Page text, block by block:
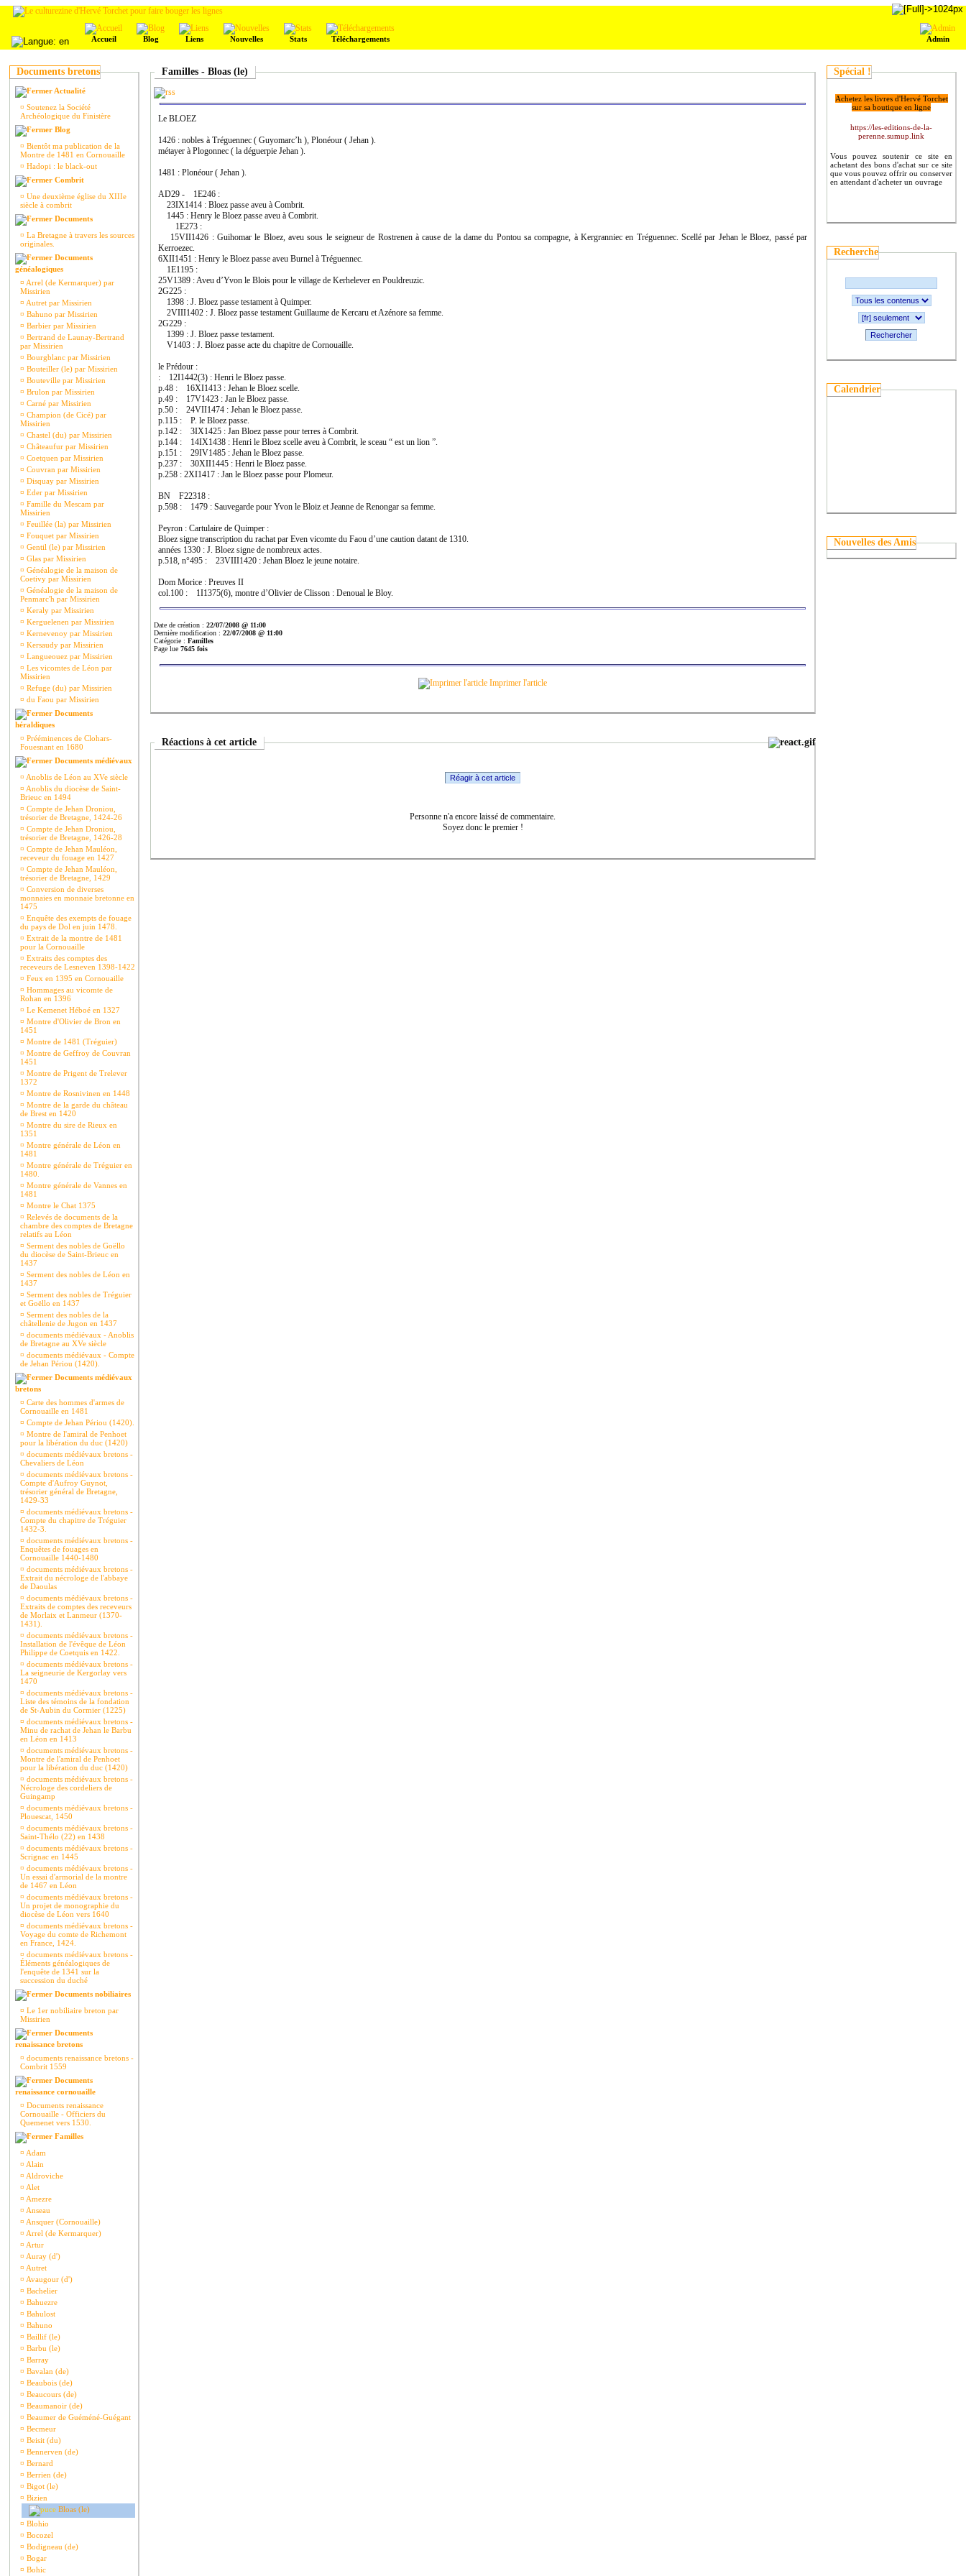
Admin
Accueil Blog Liens Nouvelles Stats Téléchargements
Documents bretons
Actualité
¤ Soutenez la Société
Archéologique du Finistère
Blog
¤ Bientôt ma publication de la
Montre de 1481 en Cornouaille
¤ Hadopi : le black-out
Combrit
¤ Une deuxième église du XIIIe
siècle à combrit
Documents
¤ La Bretagne à travers les sources
originales.
Documents
généalogiques
¤ Arrel (de Kermarquer) par
Missirien
¤ Autret par Missirien
¤ Bahuno par Missirien
¤ Barbier par Missirien
¤ Bertrand de Launay-Bertrand
par Missirien
¤ Bourgblanc par Missirien
¤ Bouteiller (le) par Missirien
¤ Bouteville par Missirien
¤ Brulon par Missirien
¤ Carné par Missirien
¤ Champion (de Cicé) par
Missirien
¤ Chastel (du) par Missirien
¤ Châteaufur par Missirien
¤ Coetquen par Missirien
¤ Couvran par Missirien
¤ Disquay par Missirien
¤ Eder par Missirien
¤ Famille du Mescam par
Missirien
¤ Feuillée (la) par Missirien
¤ Fouquet par Missirien
¤ Gentil (le) par Missirien
¤ Glas par Missirien
¤ Généalogie de la maison de
Coetivy par Missirien
¤ Généalogie de la maison de
Penmarc'h par Missirien
¤ Keraly par Missirien
¤ Kerguelenen par Missirien
¤ Kernevenoy par Missirien
¤ Kersaudy par Missirien
¤ Langueouez par Missirien
¤ Les vicomtes de Léon par
Missirien
¤ Refuge (du) par Missirien
¤ du Faou par Missirien
Documents
héraldiques
¤ Prééminences de Clohars-
Fouesnant en 1680
Documents médiévaux
¤ Anoblis de Léon au XVe siècle
¤ Anoblis du diocèse de Saint-
Brieuc en 1494
¤ Compte de Jehan Droniou,
trésorier de Bretagne, 1424-26
¤ Compte de Jehan Droniou,
trésorier de Bretagne, 1426-28
¤ Compte de Jehan Mauléon,
receveur du fouage en 1427
¤ Compte de Jehan Mauléon,
trésorier de Bretagne, 1429
¤ Conversion de diverses
monnaies en monnaie bretonne en
1475
¤ Enquête des exempts de fouage
du pays de Dol en juin 1478.
¤ Extrait de la montre de 1481
pour la Cornouaille
¤ Extraits des comptes des
receveurs de Lesneven 1398-1422
¤ Feux en 1395 en Cornouaille
¤ Hommages au vicomte de
Rohan en 1396
¤ Le Kemenet Héboé en 1327
¤ Montre d'Olivier de Bron en
1451
¤ Montre de 1481 (Tréguier)
¤ Montre de Geffroy de Couvran
1451
¤ Montre de Prigent de Trelever
1372
¤ Montre de Rosnivinen en 1448
¤ Montre de la garde du château
de Brest en 1420
¤ Montre du sire de Rieux en
1351
¤ Montre générale de Léon en
1481
¤ Montre générale de Tréguier en
1480.
¤ Montre générale de Vannes en
1481
¤ Montre le Chat 1375
¤ Relevés de documents de la
chambre des comptes de Bretagne
relatifs au Léon
¤ Serment des nobles de Goëllo
du diocèse de Saint-Brieuc en
1437
¤ Serment des nobles de Léon en
1437
¤ Serment des nobles de Tréguier
et Goëllo en 1437
¤ Serment des nobles de la
châtellenie de Jugon en 1437
¤ documents médiévaux - Anoblis
de Bretagne au XVe siècle
¤ documents médiévaux - Compte
de Jehan Périou (1420).
Documents médiévaux
bretons
¤ Carte des hommes d'armes de
Cornouaille en 1481
¤ Compte de Jehan Périou (1420).
¤ Montre de l'amiral de Penhoet
pour la libération du duc (1420)
¤ documents médiévaux bretons -
Chevaliers de Léon
¤ documents médiévaux bretons -
Compte d'Aufroy Guynot,
trésorier général de Bretagne,
1429-33
¤ documents médiévaux bretons -
Compte du chapitre de Tréguier
1432-3.
¤ documents médiévaux bretons -
Enquêtes de fouages en
Cornouaille 1440-1480
¤ documents médiévaux bretons -
Extrait du nécrologe de l'abbaye
de Daoulas
¤ documents médiévaux bretons -
Extraits de comptes des receveurs
de Morlaix et Lanmeur (1370-
1431).
¤ documents médiévaux bretons -
Installation de l'évêque de Léon
Philippe de Coetquis en 1422.
¤ documents médiévaux bretons -
La seigneurie de Kergorlay vers
1470
¤ documents médiévaux bretons -
Liste des témoins de la fondation
de St-Aubin du Cormier (1225)
¤ documents médiévaux bretons -
Minu de rachat de Jehan le Barbu
en Léon en 1413
¤ documents médiévaux bretons -
Montre de l'amiral de Penhoet
pour la libération du duc (1420)
¤ documents médiévaux bretons -
Nécrologe des cordeliers de
Guingamp
¤ documents médiévaux bretons -
Plouescat, 1450
¤ documents médiévaux bretons -
Saint-Thélo (22) en 1438
¤ documents médiévaux bretons -
Scrignac en 1445
¤ documents médiévaux bretons -
Un essai d'armorial de la montre
de 1467 en Léon
¤ documents médiévaux bretons -
Un projet de monographie du
diocèse de Léon vers 1640
¤ documents médiévaux bretons -
Voyage du comte de Richemont
en France, 1424.
¤ documents médiévaux bretons -
Éléments généalogiques de
l'enquête de 1341 sur la
succession du duché
Documents nobiliaires
¤ Le 1er nobiliaire breton par
Missirien
Documents
renaissance bretons
¤ documents renaissance bretons -
Combrit 1559
Documents
renaissance cornouaille
¤ Documents renaissance
Cornouaille - Officiers du
Quemenet vers 1530.
Familles
¤ Adam
¤ Alain
¤ Aldroviche
¤ Alet
¤ Amezre
¤ Anseau
¤ Ansquer (Cornouaille)
¤ Arrel (de Kermarquer)
¤ Artur
¤ Auray (d')
¤ Autret
¤ Avaugour (d')
¤ Bachelier
¤ Bahuezre
¤ Bahulost
¤ Bahuno
¤ Baillif (le)
¤ Barbu (le)
¤ Barray
¤ Bavalan (de)
¤ Beaubois (de)
¤ Beaucours (de)
¤ Beaumanoir (de)
¤ Beaumer de Guéméné-Guégant
¤ Becmeur
¤ Beisit (du)
¤ Bennerven (de)
¤ Bernard
¤ Berrien (de)
¤ Bigot (le)
¤ Bizien
Bloas (le)
¤ Blohio
¤ Bocozel
¤ Bodigneau (de)
¤ Bogar
¤ Bohic
Familles - Bloas (le)
Le BLOEZ
1426 : nobles à Tréguennec ( Guyomarc’h ), Plonéour ( Jehan ).
métayer à Plogonnec ( la déguerpie Jehan ).
1481 : Plonéour ( Jehan ).
AD29 - 1E246 :
23IX1414 : Bloez passe aveu à Combrit.
1445 : Henry le Bloez passe aveu à Combrit.
1E273 :
15VII1426 : Guihomar le Bloez, aveu sous le seigneur de Rostrenen à cause de la dame du Pontou sa compagne, à Kergranniec en Tréguennec. Scellé par Jehan le Bloez, passé par
Kerroezec.
6XII1451 : Henry le Bloez passe aveu Burnel à Tréguennec.
1E1195 :
25V1389 : Aveu d’Yvon le Blois pour le village de Kerhelever en Pouldreuzic.
2G225 :
1398 : J. Bloez passe testament à Quimper.
2VIII1402 : J. Bloez passe testament Guillaume de Kercaru et Azénore sa femme.
2G229 :
1399 : J. Bloez passe testament.
V1403 : J. Bloez passe acte du chapitre de Cornouaille.
le Prédour :
: 12I1442(3) : Henri le Bloez passe.
p.48 : 16XI1413 : Jehan le Bloez scelle.
p.49 : 17V1423 : Jan le Bloez passe.
p.50 : 24VII1474 : Jehan le Bloez passe.
p.115 : P. le Bloez passe.
p.142 : 3IX1425 : Jan Bloez passe pour terres à Combrit.
p.144 : 14IX1438 : Henri le Bloez scelle aveu à Combrit, le sceau “ est un lion ”.
p.151 : 29IV1485 : Jehan le Bloez passe.
p.237 : 30XII1445 : Henri le Bloez passe.
p.258 : 2XI1417 : Jan le Bloez passe pour Plomeur.
BN F22318 :
p.598 : 1479 : Sauvegarde pour Yvon le Bloiz et Jeanne de Renongar sa femme.
Peyron : Cartulaire de Quimper :
Bloez signe transcription du rachat par Even vicomte du Faou d’une caution datant de 1310.
années 1330 : J. Bloez signe de nombreux actes.
p.518, n°495 : 23VIII1420 : Jehan Bloez le jeune notaire.
Dom Morice : Preuves II
col.100 : 1I1375(6), montre d’Olivier de Clisson : Denoual le Bloy.
Date de création : 22/07/2008 @ 11:00
Dernière modification : 22/07/2008 @ 11:00
Catégorie : Familles
Page lue 7645 fois
Imprimer l'article
Réactions à cet article
Réagir à cet article
Personne n'a encore laissé de commentaire.
Soyez donc le premier !
Spécial !
Achetez les livres d'Hervé Torchet
sur sa boutique en ligne
https://les-editions-de-la-
perenne.sumup.link
Vous pouvez soutenir ce site en
achetant des bons d'achat sur ce site
que vous pouvez offrir ou conserver
en attendant d'acheter un ouvrage
Recherche
Rechercher
Calendrier
Nouvelles des Amis